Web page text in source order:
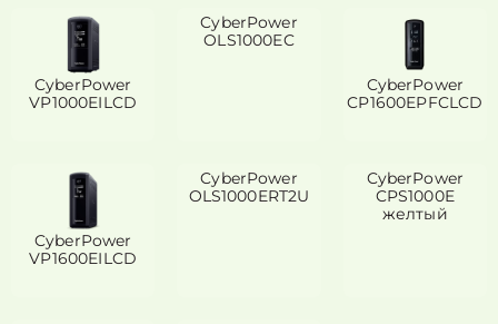
CyberPower
VP1000EILCD
CyberPower
OLS1000EC
CyberPower
CP1600EPFCLCD
CyberPower
VP1600EILCD
CyberPower
OLS1000ERT2U
CyberPower
CPS1000E
желтый